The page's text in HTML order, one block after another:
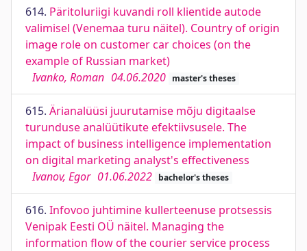
614. Päritoluriigi kuvandi roll klientide autode
valimisel (Venemaa turu näitel). Country of origin
image role on customer car choices (on the
example of Russian market)
Ivanko, Roman 04.06.2020 master's theses
615. Ärianalüüsi juurutamise mõju digitaalse
turunduse analüütikute efektiivsusele. The
impact of business intelligence implementation
on digital marketing analyst's effectiveness
Ivanov, Egor 01.06.2022 bachelor's theses
616. Infovoo juhtimine kullerteenuse protsessis
Venipak Eesti OÜ näitel. Managing the
information flow of the courier service process